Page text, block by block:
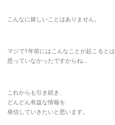
こんなに嬉しいことはありません。
マジで1年前にはこんなことが起こるとは
思っていなかったですからね…
これからも引き続き、
どんどん有益な情報を
発信していきたいと思います。